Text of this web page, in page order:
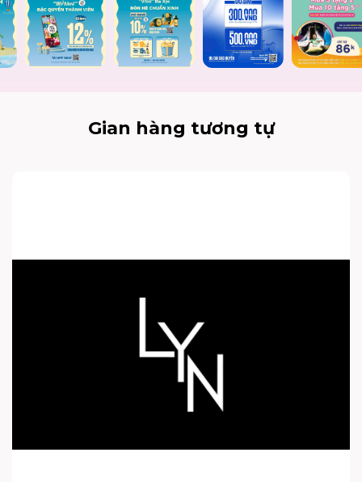
Gian hàng tương tự